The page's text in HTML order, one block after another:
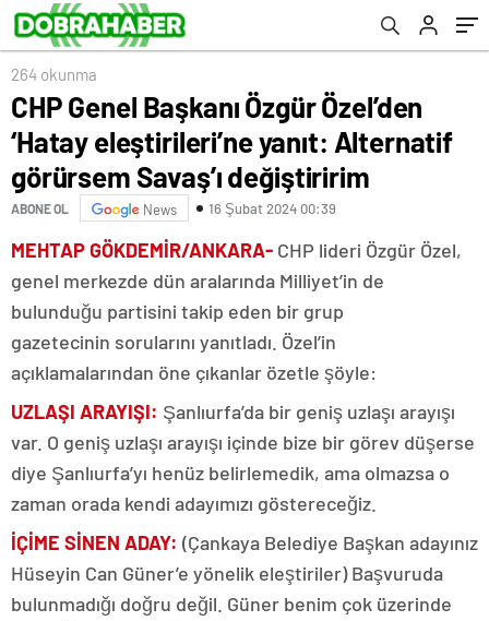
Savaş’ı değiştiririm
264 okunma
CHP Genel Başkanı Özgür Özel’den
‘Hatay eleştirileri’ne yanıt: Alternatif
görürsem Savaş’ı değiştiririm
ABONE OL News 16 Şubat 2024 00:39
MEHTAP GÖKDEMİR/ANKARA- CHP lideri Özgür Özel,
genel merkezde dün aralarında Milliyet’in de
bulunduğu partisini takip eden bir grup
gazetecinin sorularını yanıtladı. Özel’in
açıklamalarından öne çıkanlar özetle şöyle:
UZLAŞI ARAYIŞI: Şanlıurfa’da bir geniş uzlaşı arayışı
var. O geniş uzlaşı arayışı içinde bize bir görev düşerse
diye Şanlıurfa’yı henüz belirlemedik, ama olmazsa o
zaman orada kendi adayımızı göstereceğiz.
İÇİME SİNEN ADAY: (Çankaya Belediye Başkan adayınız
Hüseyin Can Güner’e yönelik eleştiriler) Başvuruda
bulunmadığı doğru değil. Güner benim çok üzerinde